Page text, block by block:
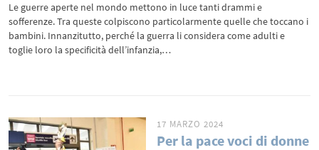
Le guerre aperte nel mondo mettono in luce tanti drammi e
sofferenze. Tra queste colpiscono particolarmente quelle che toccano i
bambini. Innanzitutto, perché la guerra li considera come adulti e
toglie loro la specificità dell’infanzia,…
17 MARZO 2024
Per la pace voci di donne